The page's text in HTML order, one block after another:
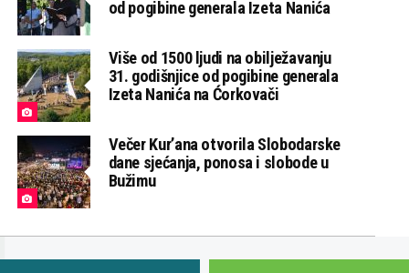
od pogibine generala Izeta Nanića
Više od 1500 ljudi na obilježavanju
31. godišnjice od pogibine generala
Izeta Nanića na Ćorkovači
Večer Kur’ana otvorila Slobodarske
dane sjećanja, ponosa i slobode u
Bužimu